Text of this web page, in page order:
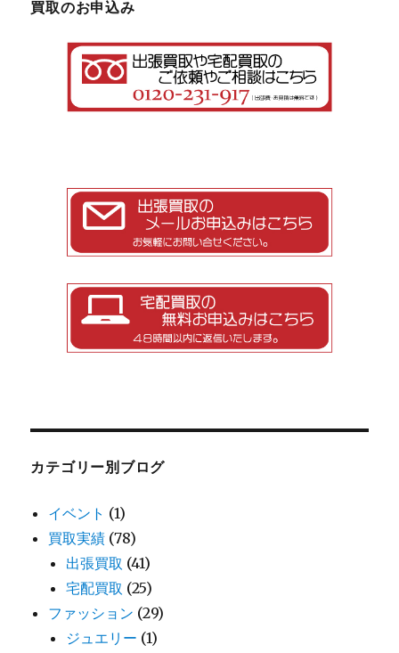
買取のお申込み
カテゴリー別ブログ
イベント (1)
買取実績 (78)
出張買取 (41)
宅配買取 (25)
ファッション (29)
ジュエリー (1)